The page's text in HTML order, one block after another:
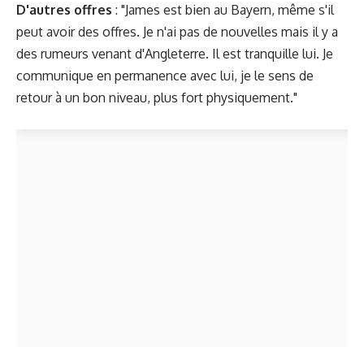
D'autres offres : "James est bien au Bayern, même s'il
peut avoir des offres. Je n'ai pas de nouvelles mais il y a
des rumeurs venant d'Angleterre. Il est tranquille lui. Je
communique en permanence avec lui, je le sens de
retour à un bon niveau, plus fort physiquement."